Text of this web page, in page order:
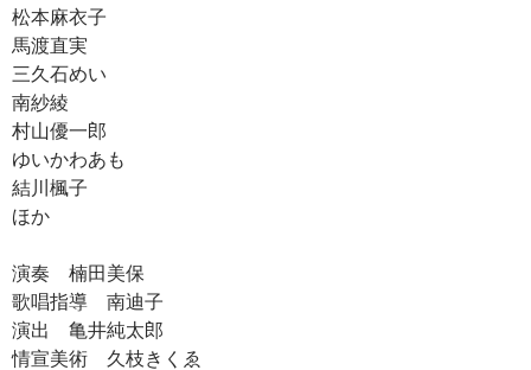
松本麻衣子
馬渡直実
三久石めい
南紗綾
村山優一郎
ゆいかわあも
結川楓子
ほか
演奏 楠田美保
歌唱指導 南迪子
演出 亀井純太郎
情宣美術 久枝きくゑ